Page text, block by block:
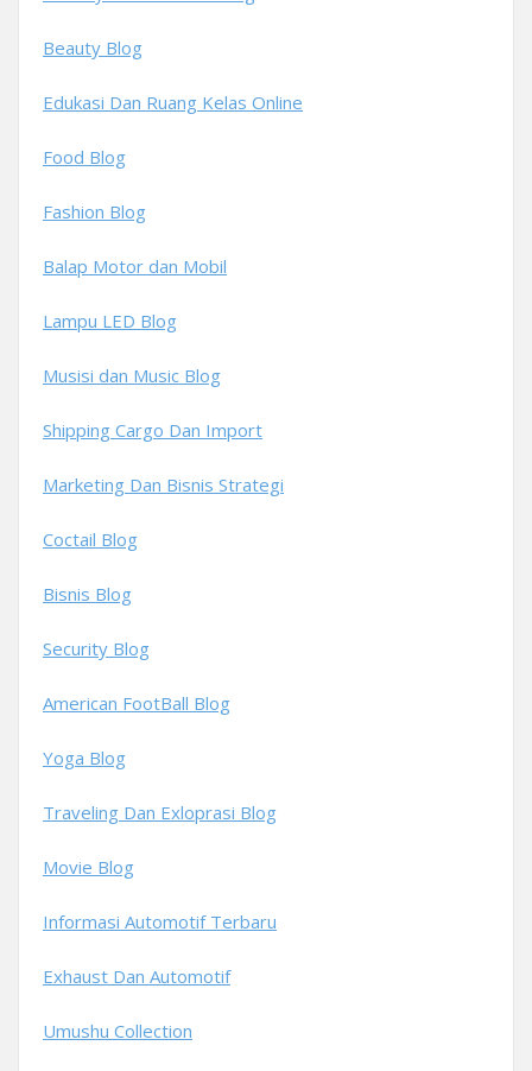
Beauty Blog
Edukasi Dan Ruang Kelas Online
Food Blog
Fashion Blog
Balap Motor dan Mobil
Lampu LED Blog
Musisi dan Music Blog
Shipping Cargo Dan Import
Marketing Dan Bisnis Strategi
Coctail Blog
Bisnis Blog
Security Blog
American FootBall Blog
Yoga Blog
Traveling Dan Exloprasi Blog
Movie Blog
Informasi Automotif Terbaru
Exhaust Dan Automotif
Umushu Collection